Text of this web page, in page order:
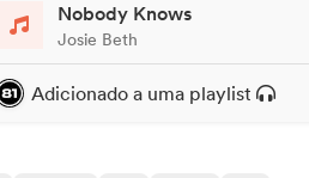
Nobody Knows
Josie Beth
Adicionado a uma playlist